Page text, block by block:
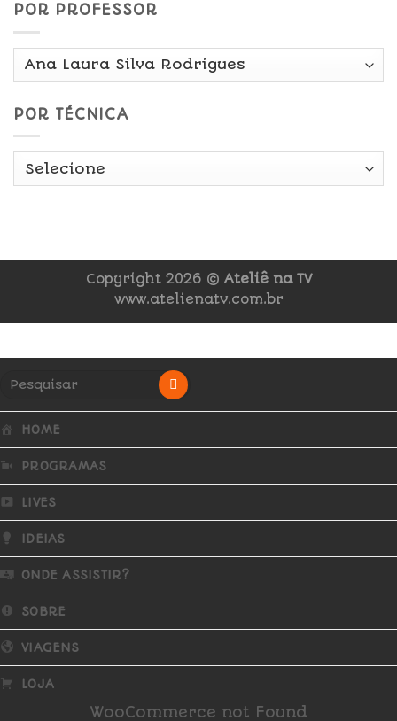
POR PROFESSOR
POR TÉCNICA
Copyright 2026 © Ateliê na TV
www.atelienatv.com.br
HOME
PROGRAMAS
LIVES
IDEIAS
ONDE ASSISTIR?
SOBRE
VIAGENS
LOJA
WooCommerce not Found